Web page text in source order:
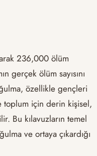
236,000 ölüm
gerçek ölüm sayısını
özellikle gençleri
toplum için derin kişisel,
Bu kılavuzların temel
ve ortaya çıkardığı